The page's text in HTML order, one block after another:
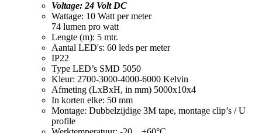
Voltage: 24 Volt DC
Wattage: 10 Watt per meter
74 lumen pro watt
Lengte (m): 5 mtr.
Aantal LED's: 60 leds per meter
IP22
Type LED’s SMD 5050
Kleur: 2700-3000-4000-6000 Kelvin
Afmeting (LxBxH, in mm) 5000x10x4
In korten elke: 50 mm
Montage: Dubbelzijdige 3M tape, montage clip’s / U
profile